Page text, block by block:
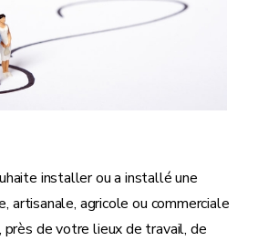
installer ou a installé une
artisanale, agricole ou commerciale
près de votre lieux de travail, de